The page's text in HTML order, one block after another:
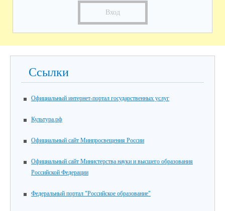
Вход
Ссылки
Официальный интернет-портал государственных услуг
Культура.рф
Официальный сайт Минпросвещения России
Официальный сайт Министерства науки и высшего образования
Российской Федерации
Федеральный портал "Российское образование"